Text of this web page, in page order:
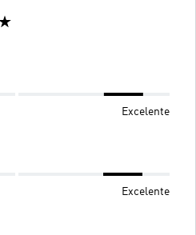
Excelente
Excelente